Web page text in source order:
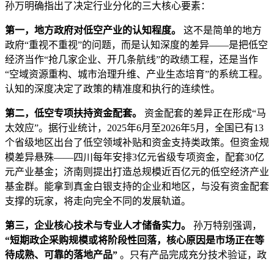
孙万明确指出了决定行业分化的三大核心要素：
第一，地方政府对低空产业的认知程度。
这不是简单的地方
政府“重视不重视”的问题，而是认知深度的差异——是把低空
经济当作“抢几家企业、开几条航线”的政绩工程，还是当作
“空域资源重构、城市治理升维、产业生态培育”的系统工程。
认知的深度决定了政策的精准度和执行的连续性。
第二，低空专项扶持资金配套。
资金配套的差异正在形成“马
太效应”。据行业统计，2025年6月至2026年5月，全国已有13
个省级地区出台了低空领域补贴和资金支持类政策。但资金规
模差异悬殊——四川每年安排3亿元省级专项资金，配套30亿
元产业基金；济南则提出打造总规模近百亿元的低空经济产业
基金群。能拿到真金白银支持的企业和地区，与没有资金配套
支撑的玩家，将走向完全不同的发展轨道。
第三，企业核心技术与专业人才储备实力。
孙万特别强调，
“短期政企采购规模或将阶段性回落，核心原因是市场正在等
待成熟、可靠的落地产品” 。只有产品完成充分技术验证，政